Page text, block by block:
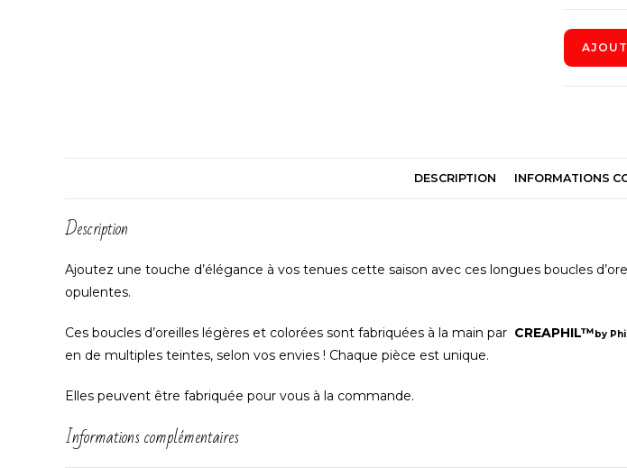
DESCRIPTION INFORMATIONS
Description
Ajoutez une touche d’élégance à vos tenues cette saison avec ces longues boucles
opulentes.
Ces boucles d’oreilles légères et colorées sont fabriquées à la main par CREAPHIL™by
en de multiples teintes, selon vos envies ! Chaque pièce est unique.
Elles peuvent être fabriquée pour vous à la commande.
Informations complémentaires